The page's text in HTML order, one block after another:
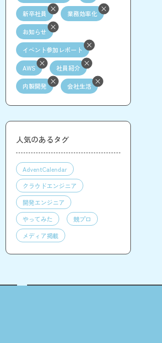
新卒社員 業務効率化
お知らせ
イベント参加レポート
AWS 社員紹介
内製開発 会社生活
人気のあるタグ
AdventCalendar
クラウドエンジニア
開発エンジニア
やってみた
競プロ
メディア掲載